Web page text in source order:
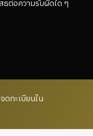
ธต่อความรับผิดใด ๆ
ทะเบียนใน